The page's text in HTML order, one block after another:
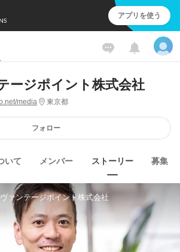
アプリを使う
ージポイント株式会社
media 東京都
フォロー
いて メンバー ストーリー 募集
ヴァンテージポイント株式会社